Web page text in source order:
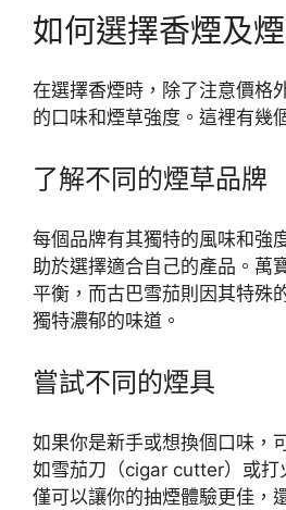
如何選擇香煙及
在選擇香煙時，除了注意價格
的口味和煙草強度。這裡有幾
了解不同的煙草品牌
每個品牌有其獨特的風味和強
助於選擇適合自己的產品。萬
平衡，而古巴雪茄則因其特殊
獨特濃郁的味道。
嘗試不同的煙具
如果你是新手或想換個口味，
如雪茄刀（cigar cutter）或打
僅可以讓你的抽煙體驗更佳，